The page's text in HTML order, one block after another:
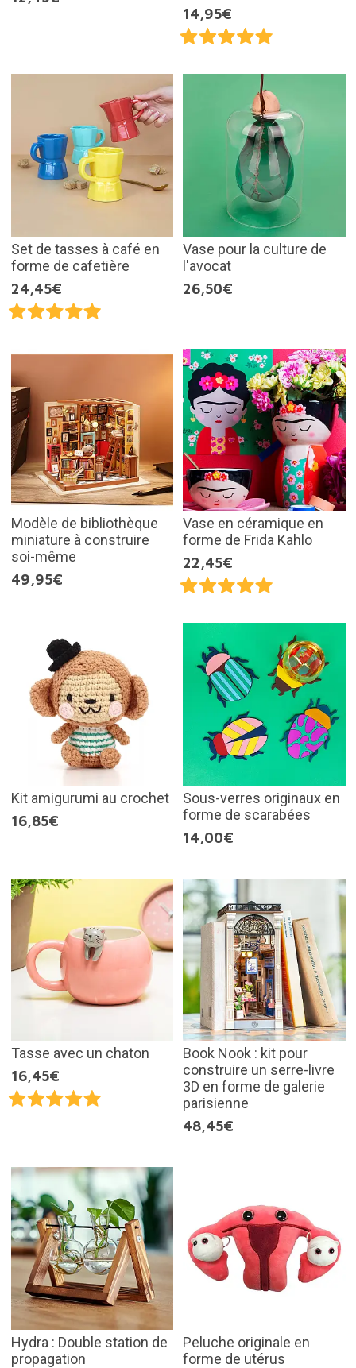
14,95€
Set de tasses à café en
forme de cafetière
24,45€
Vase pour la culture de
l'avocat
26,50€
Modèle de bibliothèque
miniature à construire
soi-même
49,95€
Vase en céramique en
forme de Frida Kahlo
22,45€
Kit amigurumi au crochet
16,85€
Sous-verres originaux en
forme de scarabées
14,00€
Tasse avec un chaton
16,45€
Book Nook : kit pour
construire un serre-livre
3D en forme de galerie
parisienne
48,45€
Hydra : Double station de
propagation
Peluche originale en
forme de utérus